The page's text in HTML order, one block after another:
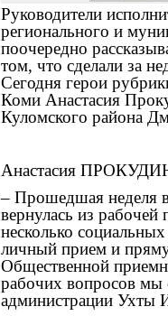
Руководители
регионального и
поочередно
том, что сделали за
Сегодня герои
Коми Анастасия
Куломского района
Анастасия
– Прошедшая неделя
вернулась из рабочей
несколько
личный прием и
Общественной
рабочих вопросов мы
администрации Ухты